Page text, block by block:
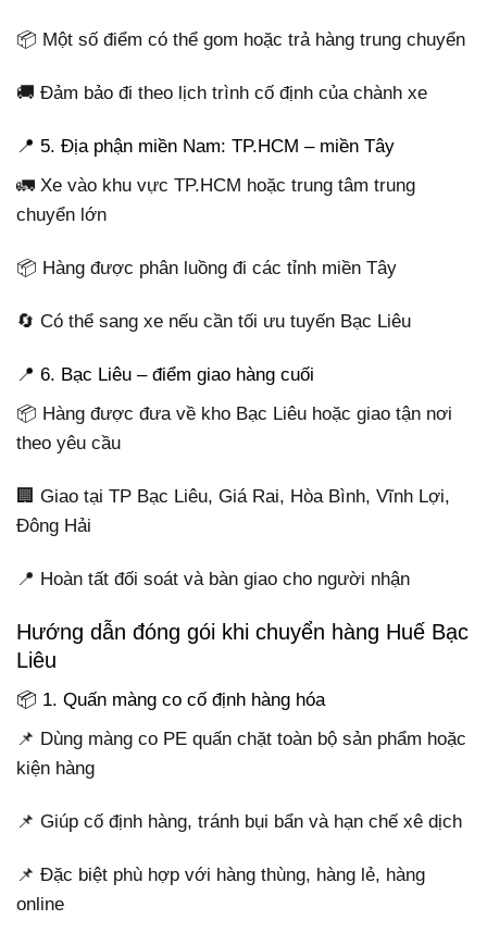
📦 Một số điểm có thể gom hoặc trả hàng trung chuyển
🚚 Đảm bảo đi theo lịch trình cố định của chành xe
📍 5. Địa phận miền Nam: TP.HCM – miền Tây
🚛 Xe vào khu vực TP.HCM hoặc trung tâm trung
chuyển lớn
📦 Hàng được phân luồng đi các tỉnh miền Tây
🔄 Có thể sang xe nếu cần tối ưu tuyến Bạc Liêu
📍 6. Bạc Liêu – điểm giao hàng cuối
📦 Hàng được đưa về kho Bạc Liêu hoặc giao tận nơi
theo yêu cầu
🏢 Giao tại TP Bạc Liêu, Giá Rai, Hòa Bình, Vĩnh Lợi,
Đông Hải
📍 Hoàn tất đối soát và bàn giao cho người nhận
Hướng dẫn đóng gói khi chuyển hàng Huế Bạc
Liêu
📦 1. Quấn màng co cố định hàng hóa
📌 Dùng màng co PE quấn chặt toàn bộ sản phẩm hoặc
kiện hàng
📌 Giúp cố định hàng, tránh bụi bẩn và hạn chế xê dịch
📌 Đặc biệt phù hợp với hàng thùng, hàng lẻ, hàng
online